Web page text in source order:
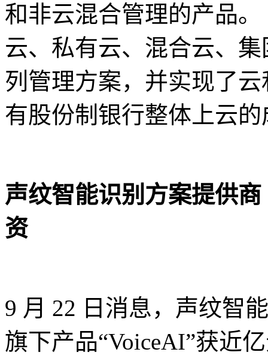
和非云混合管理的产品
云、私有云、混合云、
列管理方案，并实现了
有股份制银行整体上云
声纹智能识别方案提供
资
9 月 22 日消息，声纹智
旗下产品“VoiceAI”获近